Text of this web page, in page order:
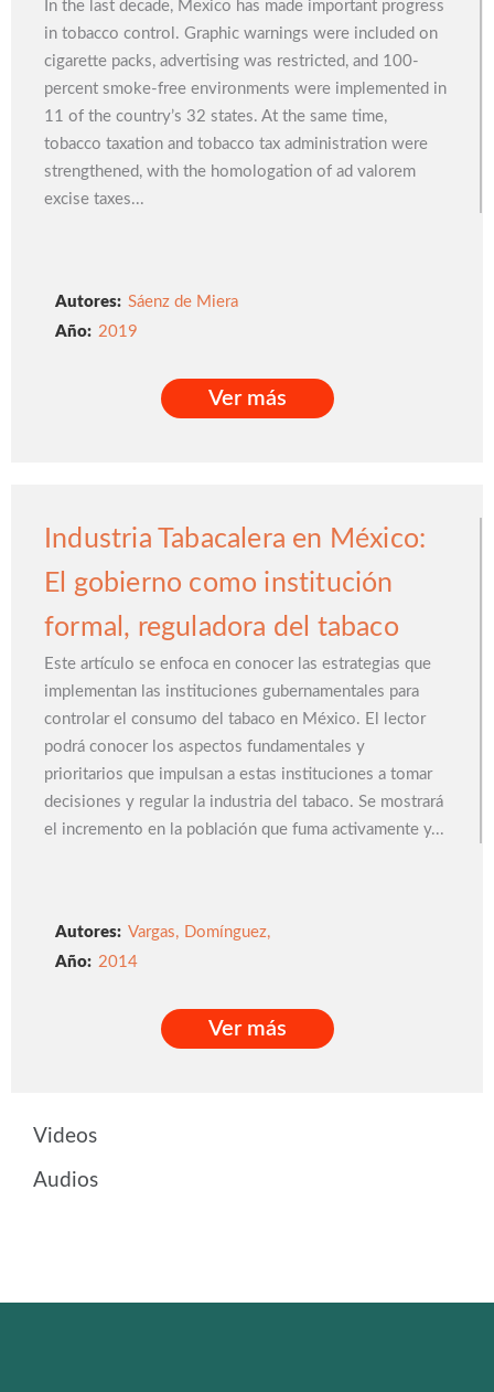
In the last decade, Mexico has made important progress
in tobacco control. Graphic warnings were included on
cigarette packs, advertising was restricted, and 100-
percent smoke-free environments were implemented in
11 of the country’s 32 states. At the same time,
tobacco taxation and tobacco tax administration were
strengthened, with the homologation of ad valorem
excise taxes...
Autores: Sáenz de Miera
2019
Ver más
Industria Tabacalera en México:
El gobierno como institución
formal, reguladora del tabaco
Este artículo se enfoca en conocer las estrategias que
implementan las instituciones gubernamentales para
controlar el consumo del tabaco en México. El lector
podrá conocer los aspectos fundamentales y
prioritarios que impulsan a estas instituciones a tomar
decisiones y regular la industria del tabaco. Se mostrará
el incremento en la población que fuma activamente y...
Autores: Vargas, Domínguez,
2014
Ver más
Videos
Audios